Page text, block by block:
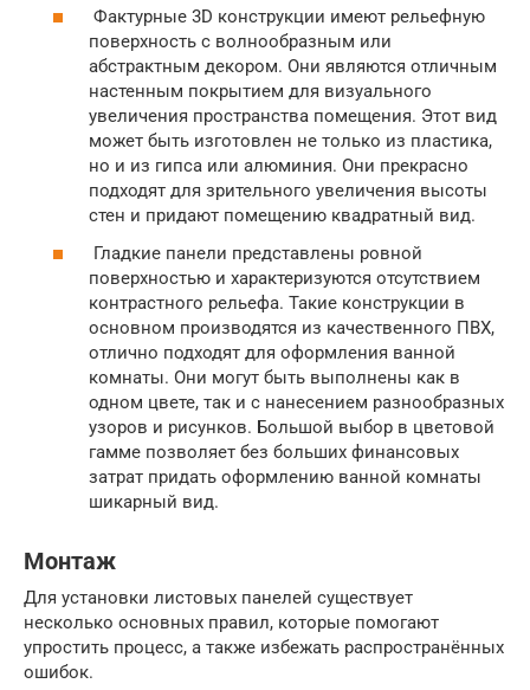
Фактурные 3D конструкции имеют рельефную
поверхность с волнообразным или
абстрактным декором. Они являются отличным
настенным покрытием для визуального
увеличения пространства помещения. Этот вид
может быть изготовлен не только из пластика,
но и из гипса или алюминия. Они прекрасно
подходят для зрительного увеличения высоты
стен и придают помещению квадратный вид.
Гладкие панели представлены ровной
поверхностью и характеризуются отсутствием
контрастного рельефа. Такие конструкции в
основном производятся из качественного ПВХ,
отлично подходят для оформления ванной
комнаты. Они могут быть выполнены как в
одном цвете, так и с нанесением разнообразных
узоров и рисунков. Большой выбор в цветовой
гамме позволяет без больших финансовых
затрат придать оформлению ванной комнаты
шикарный вид.
Монтаж
Для установки листовых панелей существует
несколько основных правил, которые помогают
упростить процесс, а также избежать распространённых
ошибок.